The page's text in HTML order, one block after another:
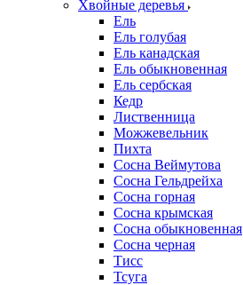
Хвойные деревья
Ель
Ель голубая
Ель канадская
Ель обыкновенная
Ель сербская
Кедр
Лиственница
Можжевельник
Пихта
Сосна Веймутова
Сосна Гельдрейха
Сосна горная
Сосна крымская
Сосна обыкновенная
Сосна черная
Тисс
Тсуга